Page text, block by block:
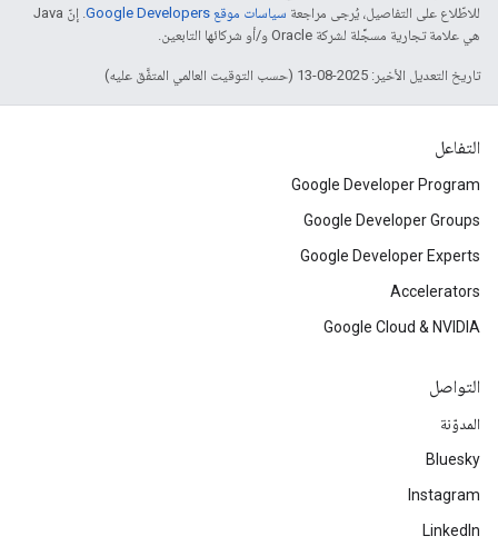
للاطّلاع على التفاصيل، يُرجى مراجعة سياسات موقع Google Developers‏
. إنّ Java
هي علامة تجارية مسجَّلة لشركة Oracle و/أو شركائها التابعين.
تاريخ التعديل الأخير: 2025-08-13 (حسب التوقيت العالمي المتفَّق عليه)
التفاعل
Google Developer Program
Google Developer Groups
Google Developer Experts
Accelerators
Google Cloud & NVIDIA
التواصل
المدوّنة
Bluesky
Instagram
LinkedIn